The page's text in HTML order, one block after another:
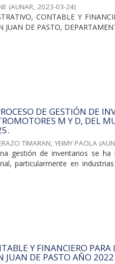
(AUNAR, 2023-03-24)
CONTABLE Y
JUAN DE PASTO,
DE GESTIÓN DE
M Y D, DEL
TIMARAN, YEIMY PAOLA (
gestión de inventarios se
particularmente en
Y FINANCIERO PARA
JUAN DE PASTO AÑO 2022